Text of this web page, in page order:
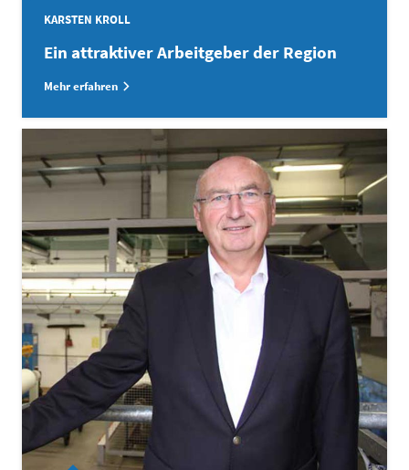
KARSTEN KROLL
Ein attraktiver Arbeitgeber der Region
Mehr erfahren